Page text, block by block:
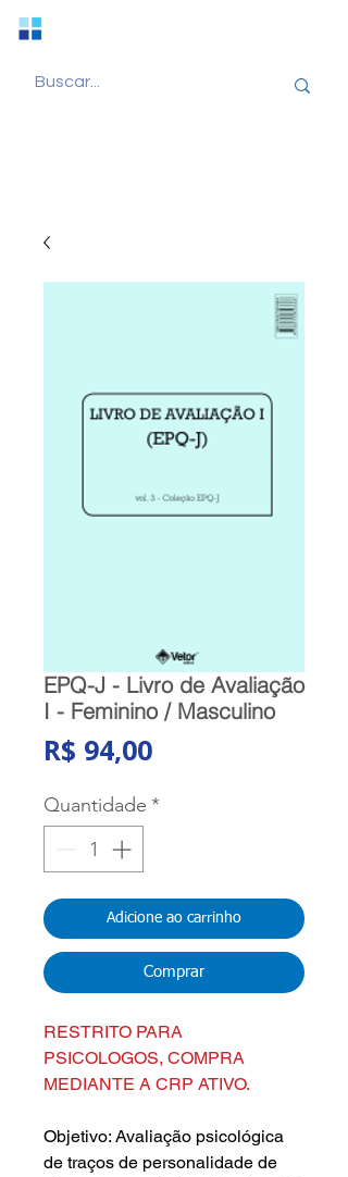
EPQ-J - Livro de Avaliação
I - Feminino / Masculino
R$ 94,00Preço
Quantidade *
Adicione ao carrinho
Comprar
RESTRITO PARA
PSICOLOGOS, COMPRA
MEDIANTE A CRP ATIVO.
Objetivo: Avaliação psicológica
de traços de personalidade de